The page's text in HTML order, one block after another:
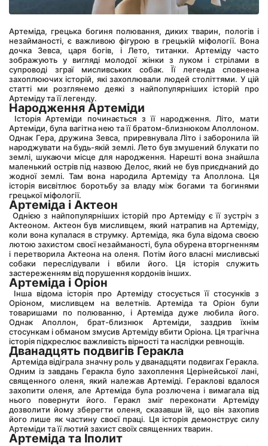
Артеміда, грецька богиня полювання, диких тварин, пологів і
незайманості, є важливою фігурою в грецькій міфології. Вона
дочка Зевса, царя богів, і Лето, титанки. Артеміду часто
зображують у вигляді молодої жінки з луком і стрілами в
супроводі зграї мисливських собак. Її легенда сповнена
захоплюючих історій, які захоплювали людей століттями. У цій
статті ми розглянемо деякі з найпопулярніших історій про
Артеміду та її легенду.
Народження Артеміди
Артеміди, була вагітна нею та її братом-близнюком Аполлоном.
Однак Гера, дружина Зевса, приревнувала Літо і заборонила їй
народжувати на будь-якій землі. Лето був змушений блукати по
землі, шукаючи місце для народження. Нарешті вона знайшла
маленький острів під назвою Делос, який не був приєднаний до
жодної землі. Там вона народила Артеміду та Аполлона. Ця
історія висвітлює боротьбу за владу між богами та богинями
грецької міфології.
Артеміда і Актеон
Актеоном. Актеон був мисливцем, який натрапив на Артеміду,
коли вона купалася в струмку. Артеміда, яка була відома своєю
лютою захистом своєї незайманості, була обурена вторгненням
і перетворила Актеона на оленя. Потім його власні мисливські
собаки переслідували і вбили його. Ця історія служить
застереженням від порушення кордонів інших.
Артеміда і Оріон
Оріоном, мисливцем на велетнів. Артеміда та Оріон були
товаришами по полюванню, і Артеміда дуже любила його.
Однак Аполлон, брат-близнюк Артеміди, заздрив їхнім
стосункам і обманом змусив Артеміду вбити Оріона. Ця трагічна
історія підкреслює важливість вірності та наслідки ревнощів.
Дванадцять подвигів Геракла
Одним із завдань Геракла було захоплення Церінейської лані,
священного оленя, який належав Артеміді. Гераклові вдалося
захопити оленя, але Артеміда була розлючена і вимагала від
нього повернути його. Геракл зміг переконати Артеміду
дозволити йому зберегти оленя, сказавши їй, що він захопив
його лише як частину своєї праці. Ця історія демонструє силу
Артеміди та її лютий захист своїх священних тварин.
Артеміда та Іполит